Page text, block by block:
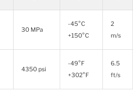
30 MPa
-45°C
+150°C
2
m/s
4350 psi
-49°F
+302°F
6.5
ft/s